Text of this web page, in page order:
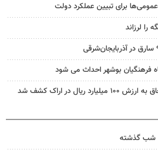
برای تبیین عملکرد دولت
فرهنگیان بوشهر احداث می شود